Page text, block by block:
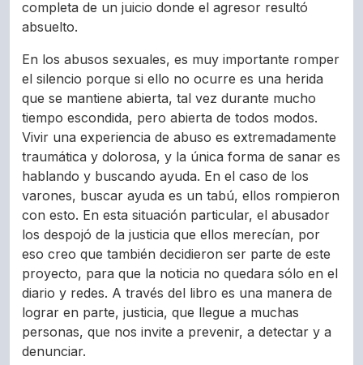
completa de un juicio donde el agresor resultó
absuelto.
En los abusos sexuales, es muy importante romper
el silencio porque si ello no ocurre es una herida
que se mantiene abierta, tal vez durante mucho
tiempo escondida, pero abierta de todos modos.
Vivir una experiencia de abuso es extremadamente
traumática y dolorosa, y la única forma de sanar es
hablando y buscando ayuda. En el caso de los
varones, buscar ayuda es un tabú, ellos rompieron
con esto. En esta situación particular, el abusador
los despojó de la justicia que ellos merecían, por
eso creo que también decidieron ser parte de este
proyecto, para que la noticia no quedara sólo en el
diario y redes. A través del libro es una manera de
lograr en parte, justicia, que llegue a muchas
personas, que nos invite a prevenir, a detectar y a
denunciar.